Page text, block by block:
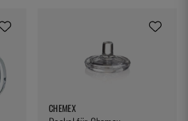
CHEMEX